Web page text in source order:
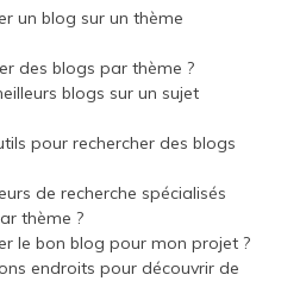
un blog sur un thème
des blogs par thème ?
blogs sur un sujet
pour rechercher des blogs
de recherche spécialisés
thème ?
le bon blog pour mon projet ?
endroits pour découvrir de